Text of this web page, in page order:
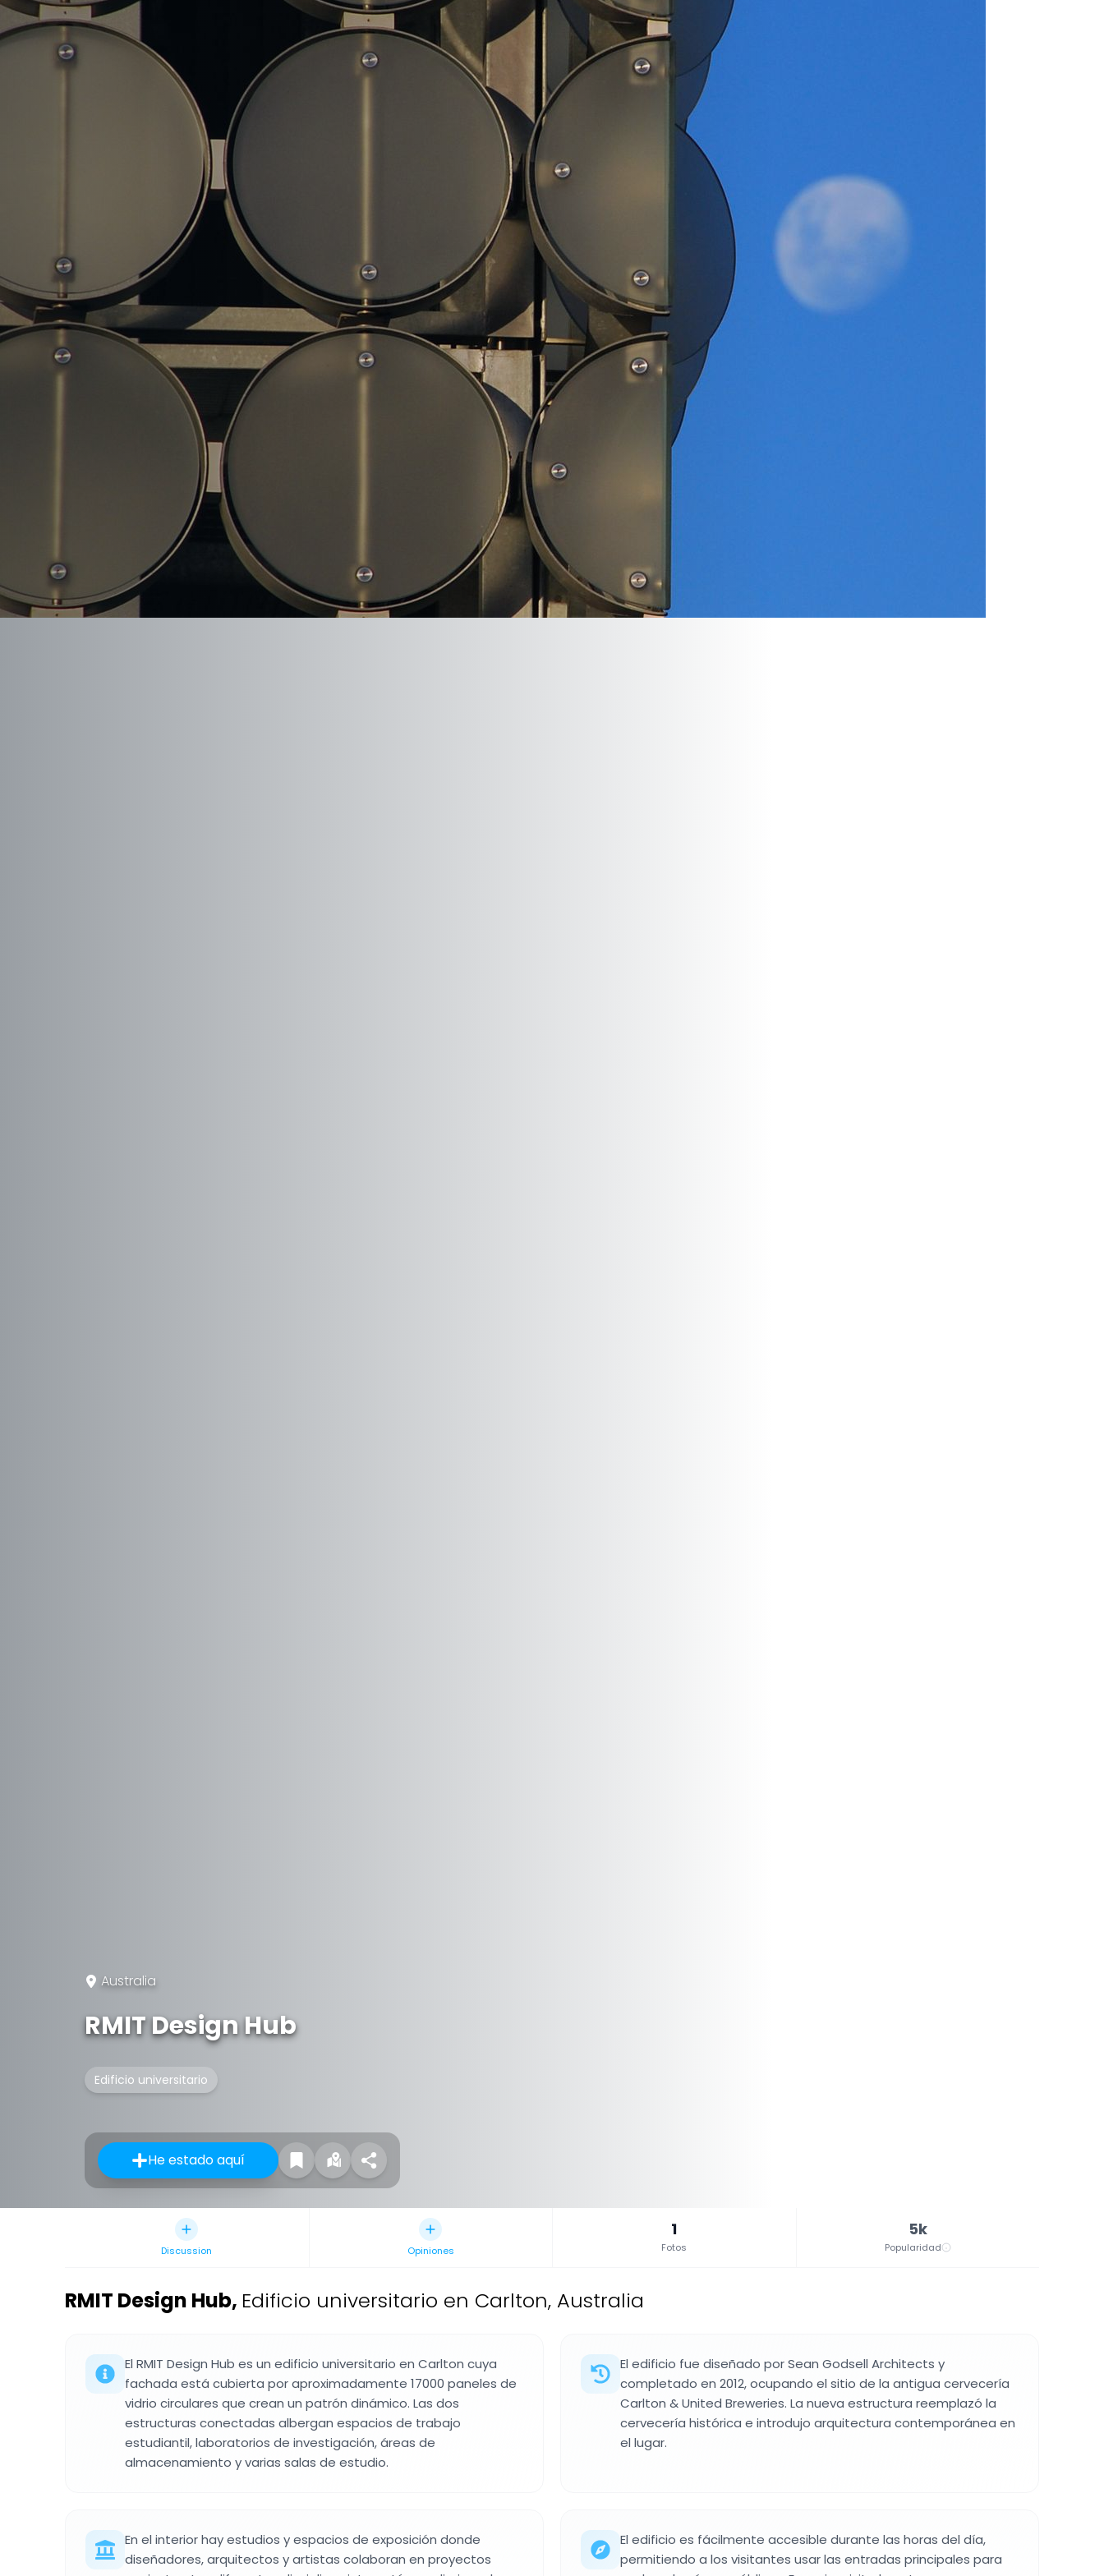
Australia
RMIT Design Hub
Edificio universitario
He estado aquí
Discussion Opiniones
1
Fotos
5k
Popularidad
RMIT Design Hub, Edificio universitario en Carlton, Australia
El RMIT Design Hub es un edificio universitario en Carlton cuya
fachada está cubierta por aproximadamente 17000 paneles de
vidrio circulares que crean un patrón dinámico. Las dos
estructuras conectadas albergan espacios de trabajo
estudiantil, laboratorios de investigación, áreas de
almacenamiento y varias salas de estudio.
El edificio fue diseñado por Sean Godsell Architects y
completado en 2012, ocupando el sitio de la antigua cervecería
Carlton & United Breweries. La nueva estructura reemplazó la
cervecería histórica e introdujo arquitectura contemporánea en
el lugar.
En el interior hay estudios y espacios de exposición donde
diseñadores, arquitectos y artistas colaboran en proyectos
El edificio es fácilmente accesible durante las horas del día,
permitiendo a los visitantes usar las entradas principales para